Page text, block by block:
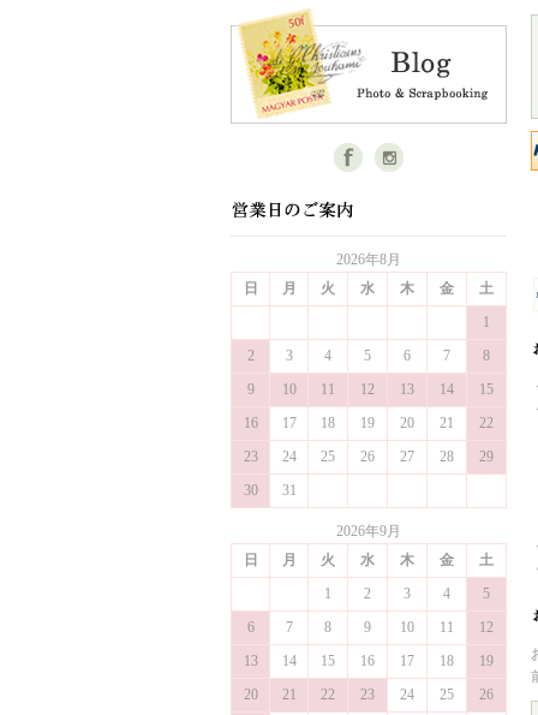
2026年8月
日
月 火 水 木 金
土
1
2
3 4 5 6 7
8
9
10 11 12 13 14
15
16
17 18 19 20 21
22
23
24 25 26 27 28
29
30
31
2026年9月
日
月 火 水 木 金
土
1
2 3 4
5
6
7 8 9 10 11
12
13
14 15 16 17 18
19
20
21 22 23 24 25
26